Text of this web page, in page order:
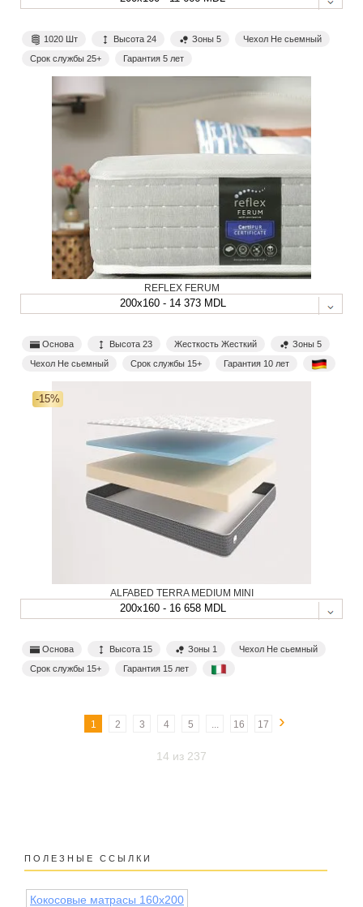
1020 Шт Высота 24 Зоны 5
Чехол Не сьемный
Срок службы 25+
Гарантия 5 лет
REFLEX FERUM
200x160 - 14 373 MDL
Основа Высота 23 Жесткость Жесткий
Зоны 5
Чехол Не сьемный
Срок службы 15+ Гарантия 10 лет
-15%
ALFABED TERRA MEDIUM MINI
200x160 - 16 658 MDL
Основа Высота 15 Зоны 1
Чехол Не сьемный
Срок службы 15+
Гарантия 15 лет
1 2 3 4 5 16 17 ›
14 из 237
ПОЛЕЗНЫЕ ССЫЛКИ
Кокосовые матрасы 160x200